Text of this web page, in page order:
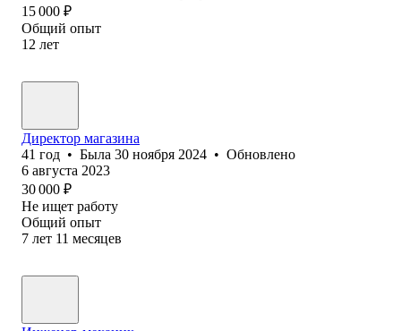
15 000 ₽
Общий опыт
12 лет
Директор магазина
41 год • Была 30 ноября 2024 • Обновлено
6 августа 2023
30 000 ₽
Не ищет работу
Общий опыт
7 лет 11 месяцев